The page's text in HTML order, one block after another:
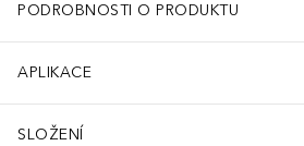
PODROBNOSTI O PRODUKTU
APLIKACE
SLOŽENÍ